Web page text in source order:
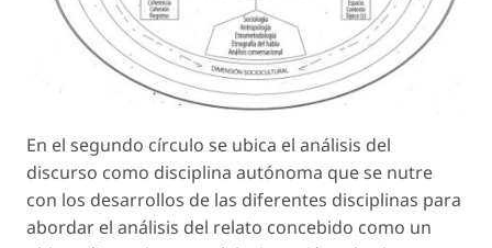
En el segundo círculo se ubica el análisis del
discurso como disciplina autónoma que se nutre
con los desarrollos de las diferentes disciplinas para
abordar el análisis del relato concebido como un